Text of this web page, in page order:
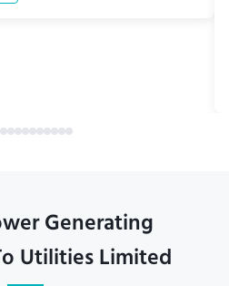
Generating
Utilities Limited